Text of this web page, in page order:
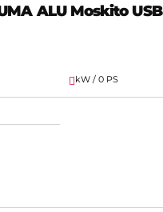
ALU Moskito USB
kW / 0 PS